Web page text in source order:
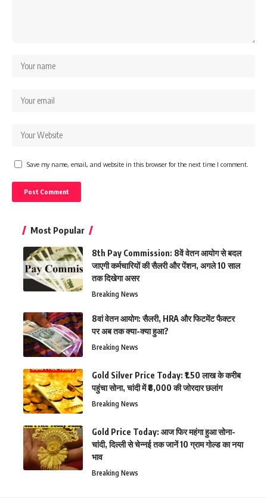
Save my name, email, and website in this browser for the next time I comment.
Most Popular
8th Pay Commission: 8वें वेतन आयोग से बदल
जाएगी कर्मचारियों की सैलरी और पेंशन, अगले 10 साल
तक दिखेगा असर
Breaking News
8वां वेतन आयोग: सैलरी, HRA और फिटमेंट फैक्टर
पर अब तक क्या-क्या हुआ?
Breaking News
Gold Silver Price Today: ₹1.50 लाख के करीब
पहुंचा सोना, चांदी में ₹8,000 की जोरदार छलांग
Breaking News
Gold Price Today: आज फिर महंगा हुआ सोना-
चांदी, दिल्ली से चेन्नई तक जानें 10 ग्राम गोल्ड का नया
भाव
Breaking News